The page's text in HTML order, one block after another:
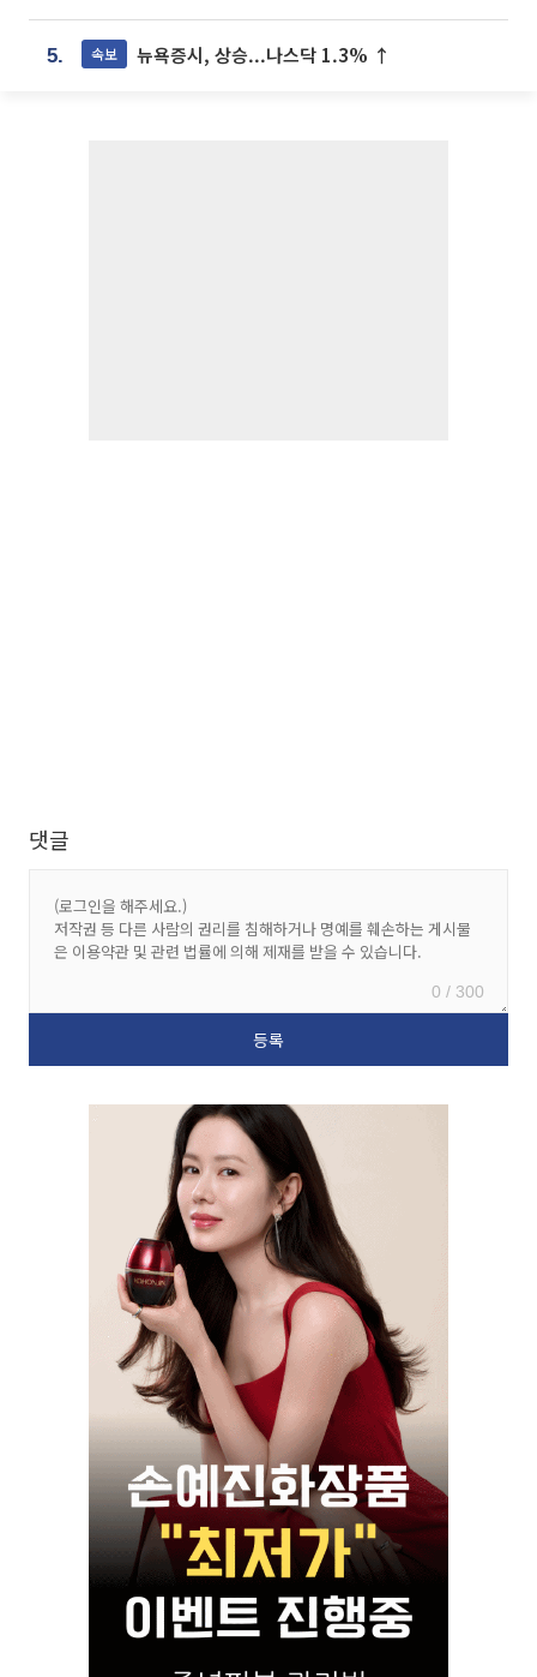
5. 속보 뉴욕증시, 상승...나스닥 1.3% ↑
댓글
0 / 300